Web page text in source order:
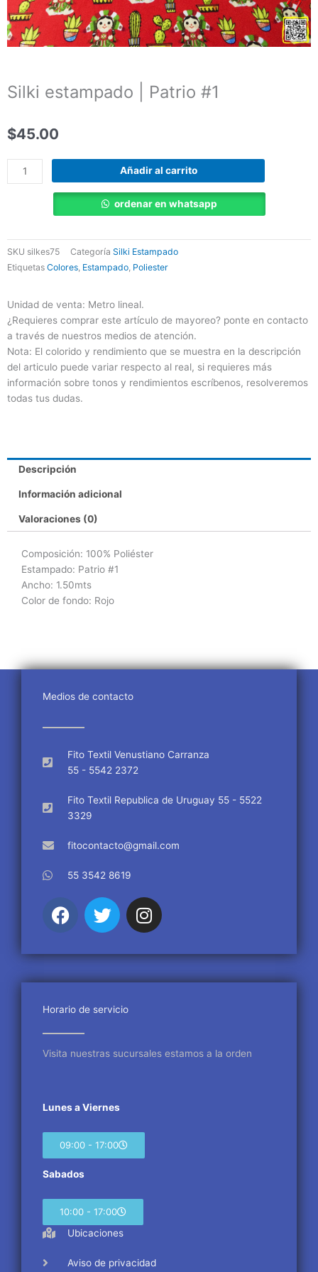
Silki estampado | Patrio #1
$45.00
Silki
estampado
Añadir al carrito
ordenar en whatsapp
SKU silkes75 Categoría Silki Estampado
Etiquetas Colores, Estampado, Poliester
Unidad de venta: Metro lineal.
¿Requieres comprar este artículo de mayoreo? ponte en contacto
a través de nuestros medios de atención.
Nota: El colorido y rendimiento que se muestra en la descripción
del articulo puede variar respecto al real, si requieres más
información sobre tonos y rendimientos escríbenos, resolveremos
todas tus dudas.
Descripción
Información adicional
Valoraciones (0)
Composición: 100% Poliéster
Estampado: Patrio #1
Ancho: 1.50mts
Color de fondo: Rojo
Medios de contacto
Fito Textil Venustiano Carranza
55 - 5542 2372
Fito Textil Republica de Uruguay 55 - 5522
3329
fitocontacto@gmail.com
55 3542 8619
F
a
e
b
o
k
T
w
t
t
r
I
n
t
a
m
Horario de servicio
Visita nuestras sucursales estamos a la orden
Lunes a Viernes
09:00 - 17:00
Sabados
10:00 - 17:00
Ubicaciones
Aviso de privacidad